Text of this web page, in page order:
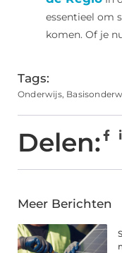
essentieel om
komen. Of je
Tags:
Onderwijs,
Delen:
Meer Berichten